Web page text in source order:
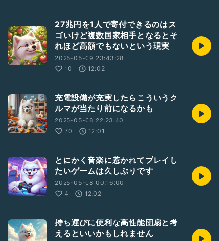
27兆円を1人で寄付できるのはス
ゴいけど複数国家相手となるとそ
れほど高額でもないという現実
2025-05-09 23:43:28
10
12:02
充電設備が充実したらこういうク
ルマが当たり前になるかも
2025-05-08 22:23:40
70
12:01
とにかく音楽に惹かれてプレイし
たいゲームは久しぶりです
2025-05-08 00:16:00
4
12:02
持ち運びに便利な高性能団扇と考
えるといいかもしれません